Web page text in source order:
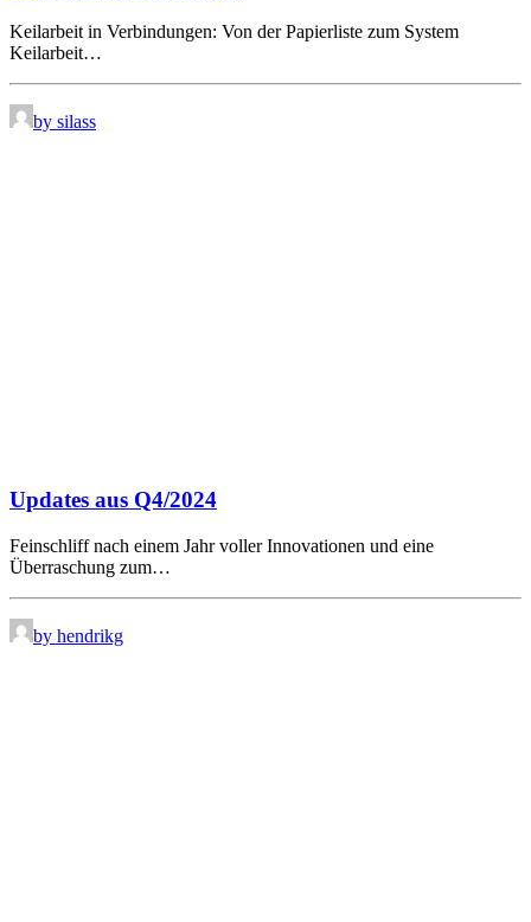
Keilarbeit in Verbindungen: Von der Papierliste zum System
Keilarbeit…
by silass
Updates aus Q4/2024
Feinschliff nach einem Jahr voller Innovationen und eine
Überraschung zum…
by hendrikg